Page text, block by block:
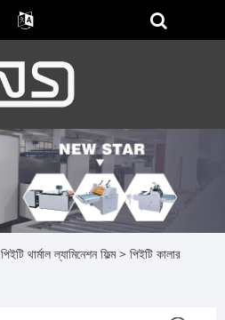
পিইটি থার্মাল ল্যামিনেশন ফিল্ম> পিইটি কালার